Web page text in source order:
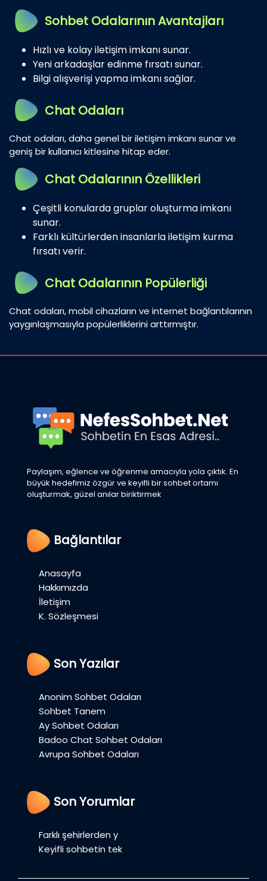
Sohbet Odalarının Avantajları
Hızlı ve kolay iletişim imkanı sunar.
Yeni arkadaşlar edinme fırsatı sunar.
Bilgi alışverişi yapma imkanı sağlar.
Chat Odaları
Chat odaları, daha genel bir iletişim imkanı sunar ve
geniş bir kullanıcı kitlesine hitap eder.
Chat Odalarının Özellikleri
Çeşitli konularda gruplar oluşturma imkanı
sunar.
Farklı kültürlerden insanlarla iletişim kurma
fırsatı verir.
Chat Odalarının Popülerliği
Chat odaları, mobil cihazların ve internet bağlantılarının
yaygınlaşmasıyla popülerliklerini arttırmıştır.
Paylaşım, eğlence ve öğrenme amacıyla yola çıktık. En
büyük hedefimiz özgür ve keyifli bir sohbet ortamı
oluşturmak, güzel anılar biriktirmek
Bağlantılar
Anasayfa
Hakkımızda
İletişim
K. Sözleşmesi
Son Yazılar
Anonim Sohbet Odaları
Sohbet Tanem
Ay Sohbet Odaları
Badoo Chat Sohbet Odaları
Avrupa Sohbet Odaları
Son Yorumlar
Farklı şehirlerden y
Keyifli sohbetin tek